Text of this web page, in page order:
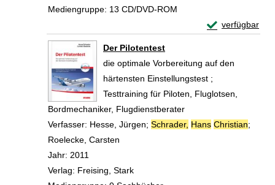
Mediengruppe: 13 CD/DVD-ROM
verfügbar
Exemplar-
Der Pilotentest
die optimale Vorbereitung auf den
härtensten Einstellungstest ;
Testtraining für Piloten, Fluglotsen,
Bordmechaniker, Flugdienstberater
Verfasser: Hesse, Jürgen; Schrader, Hans Christian;
Roelecke, Carsten
Jahr: 2011
Verlag: Freising, Stark